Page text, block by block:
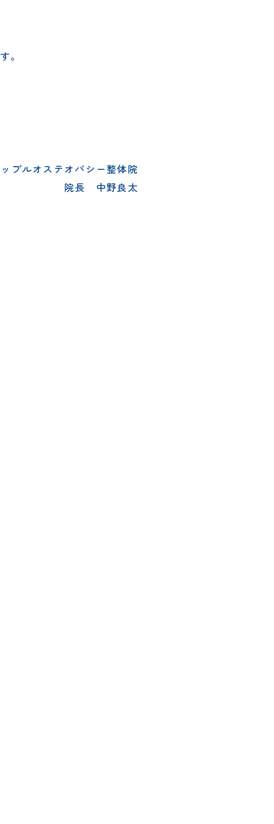
。
プルオステオパシー整体院
院長 中野良太